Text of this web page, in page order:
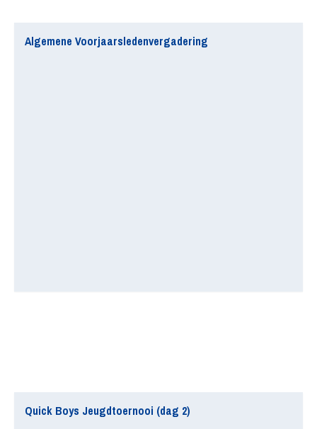
Algemene Voorjaarsledenvergadering
Quick Boys Jeugdtoernooi (dag 2)